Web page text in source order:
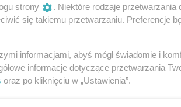
Maciej Osmycki
strony
. Niektóre rodzaje
się takiemu przetwarzaniu. Preferencje
informacjami, abyś mógł świadomie i
informacje dotyczące przetwarzania
oraz po kliknięciu w „Ustawienia”.